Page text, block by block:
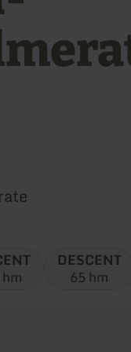
DESCENT
65 hm